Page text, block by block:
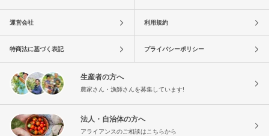
運営会社 利用規約
特商法に基づく表記 プライバシーポリシー
生産者の方へ
農家さん・漁師さんを募集しています!
法人・自治体の方へ
アライアンスのご相談はこちらから